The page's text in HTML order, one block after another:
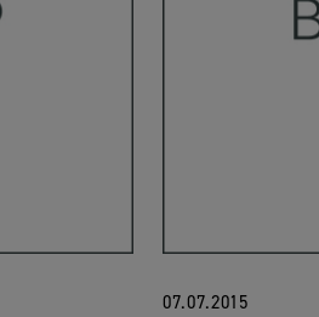
07.07.2015